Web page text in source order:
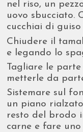
nel riso, un
uovo sbucciato.
cucchiai di
Chiudere il
e legando lo
Tagliare le
metterle da
Sistemare sul
un piano
resto del brodo
carne e fare